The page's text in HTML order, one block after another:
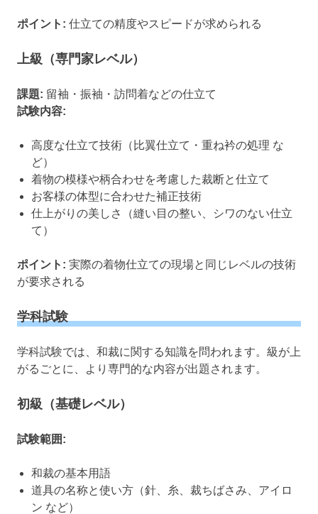
ポイント: 仕立ての精度やスピードが求められる
上級（専門家レベル）
課題: 留袖・振袖・訪問着などの仕立て
試験内容:
高度な仕立て技術（比翼仕立て・重ね衿の処理 な
ど）
着物の模様や柄合わせを考慮した裁断と仕立て
お客様の体型に合わせた補正技術
仕上がりの美しさ（縫い目の整い、シワのない仕立
て）
ポイント: 実際の着物仕立ての現場と同じレベルの技術
が要求される
学科試験
学科試験では、和裁に関する知識を問われます。級が上
がるごとに、より専門的な内容が出題されます。
初級（基礎レベル）
試験範囲:
和裁の基本用語
道具の名称と使い方（針、糸、裁ちばさみ、アイロ
ン など）